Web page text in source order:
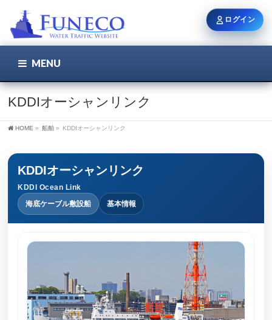
MENU
KDDIオーシャンリンク
HOME » 船舶 » KDDIオーシャンリンク
KDDIオーシャンリンク
KDDI Ocean Link
海底ケーブル敷設船
基本情報
ログイン
ユーザー名 / メール
ログイン状態を保持
新規登録